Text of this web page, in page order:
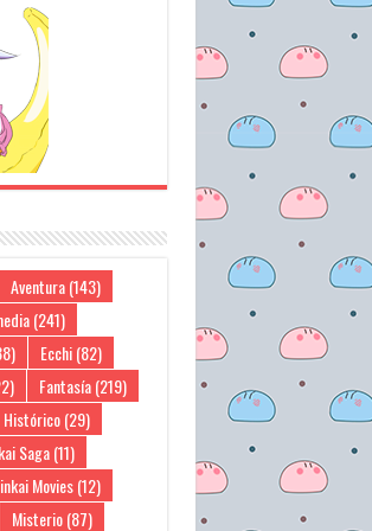
Aventura(143)
(241)
Ecchi(82)
Fantasía(219)
Histórico(29)
Saga(11)
Movies(12)
Misterio(87)